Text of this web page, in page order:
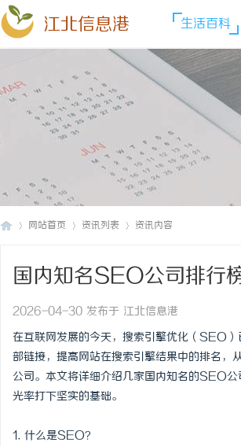
江北信息港 生活百科
网站首页 资讯列表 资讯内容
国内知名SEO公司排行
2026-04-30 发布于 江北信息港
在互联网发展的今天，搜索引擎优化（SEO
部链接，提高网站在搜索引擎结果中的排名
公司。本文将详细介绍几家国内知名的SEO
光率打下坚实的基础。
1. 什么是SEO？